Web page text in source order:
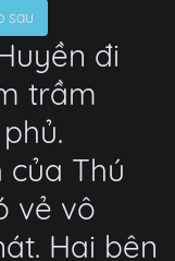
sau
đi
trầm
của Thú
vẻ vô
Hai bên